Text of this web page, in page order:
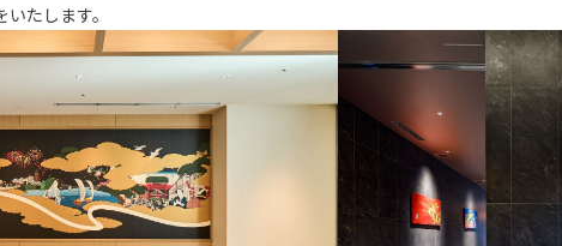
たします。